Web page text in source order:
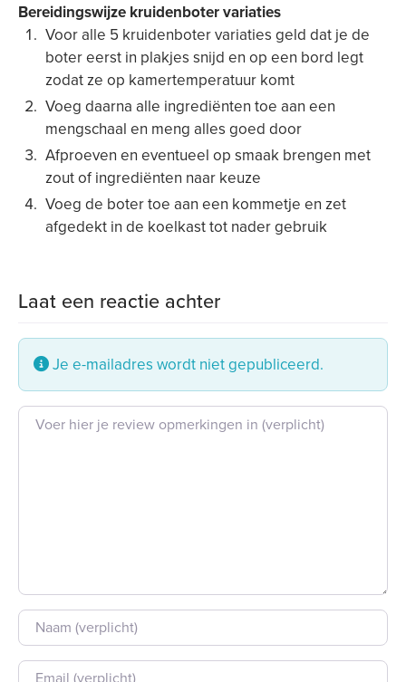
Bereidingswijze kruidenboter variaties
Voor alle 5 kruidenboter variaties geld dat je de
boter eerst in plakjes snijd en op een bord legt
zodat ze op kamertemperatuur komt
Voeg daarna alle ingrediënten toe aan een
mengschaal en meng alles goed door
Afproeven en eventueel op smaak brengen met
zout of ingrediënten naar keuze
Voeg de boter toe aan een kommetje en zet
afgedekt in de koelkast tot nader gebruik
Laat een reactie achter
Je e-mailadres wordt niet gepubliceerd.
Beoordeling tekst
Naam
E-mail